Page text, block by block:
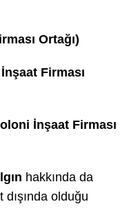
Ortağı)
Firması
İnşaat Firması
hakkında da
olduğu